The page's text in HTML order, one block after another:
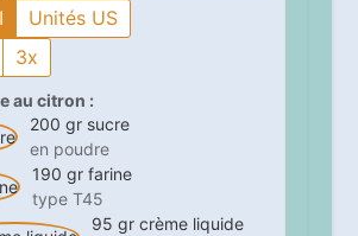
Unités US
3x
au citron :
200 gr sucre
en poudre
190 gr farine
type T45
95 gr crème liquide